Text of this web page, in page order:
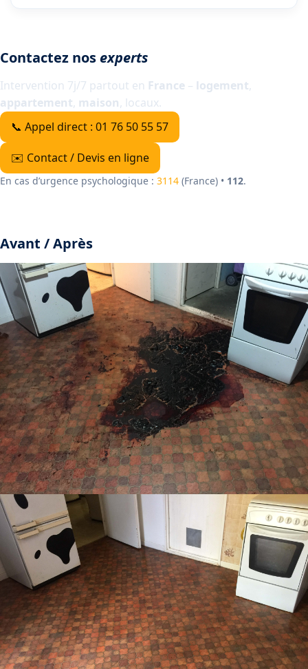
Contactez nos experts
Intervention 7j/7 partout en France – logement,
appartement, maison, locaux.
📞 Appel direct : 01 76 50 55 57
✉️ Contact / Devis en ligne
En cas d’urgence psychologique : 3114 (France) • 112.
Avant / Après